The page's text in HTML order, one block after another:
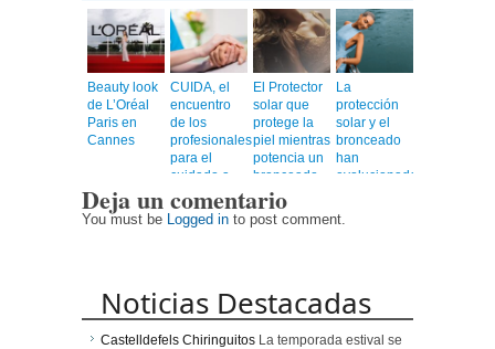
Beauty look
de L’Oréal
Paris en
Cannes
CUIDA, el
encuentro
de los
profesionales
para el
cuidado a
mayores
El Protector
solar que
protege la
piel mientras
potencia un
bronceado
más rápido,
uniforme y
duradero
La
protección
solar y el
bronceado
han
evolucionado
Deja un comentario
You must be Logged in to post comment.
Noticias Destacadas
Castelldefels Chiringuitos La temporada estival se